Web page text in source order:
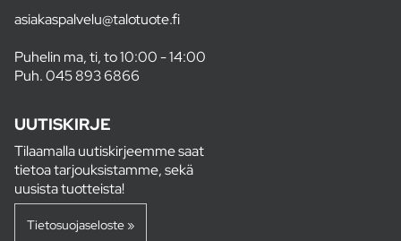
asiakaspalvelu@talotuote.fi
Puhelin ma, ti, to 10:00 - 14:00
Puh.045 893 6866
UUTISKIRJE
Tilaamalla uutiskirjeemme saat
tietoa tarjouksistamme, sekä
uusista tuotteista!
Tietosuojaseloste »